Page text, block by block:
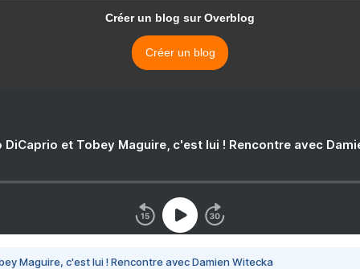
Créer un blog sur Overblog
Créer un blog
DiCaprio et Tobey Maguire, c'est lui ! Rencontre avec
Maguire, c'est lui ! Rencontre avec Damien Witecka